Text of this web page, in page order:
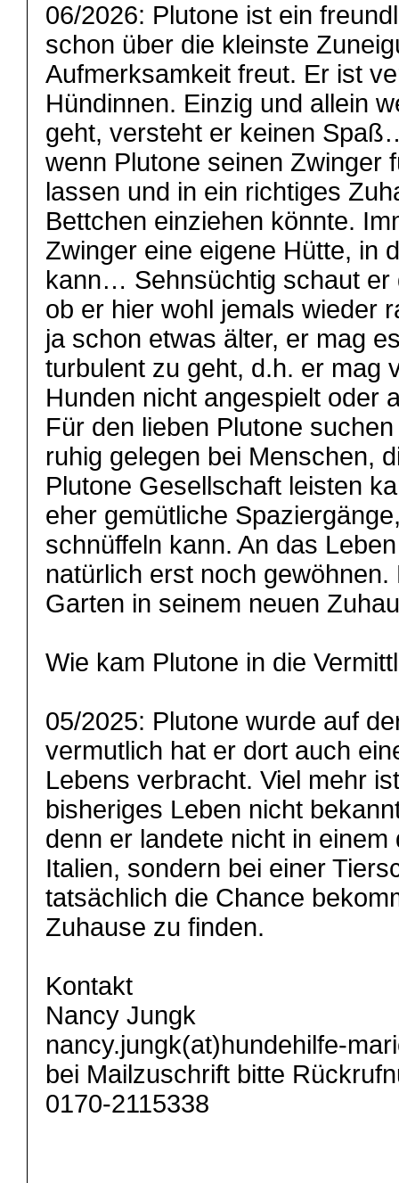
06/2026: Plutone ist ein
schon über die kleinste
Aufmerksamkeit freut. Er ist
Hündinnen. Einzig und allein
geht, versteht er keinen
wenn Plutone seinen Zwinger
lassen und in ein richtiges
Bettchen einziehen könnte.
Zwinger eine eigene Hütte, in
kann… Sehnsüchtig schaut er
ob er hier wohl jemals wieder
ja schon etwas älter, er mag
turbulent zu geht, d.h. er mag
Hunden nicht angespielt oder
Für den lieben Plutone
ruhig gelegen bei Menschen,
Plutone Gesellschaft leisten
eher gemütliche
schnüffeln kann. An das
natürlich erst noch
Garten in seinem neuen
Wie kam Plutone in die
05/2025: Plutone wurde auf
vermutlich hat er dort auch
Lebens verbracht. Viel mehr
bisheriges Leben nicht
denn er landete nicht in
Italien, sondern bei einer
tatsächlich die Chance
Zuhause zu finden.
Kontakt
Nancy Jungk
nancy.jungk(at)hundehilfe-
bei Mailzuschrift bitte
0170-2115338